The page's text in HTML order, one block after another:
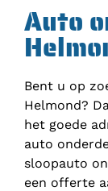
Auto
Bent u op
Helmond?
het goede
auto
sloopauto
een offerte